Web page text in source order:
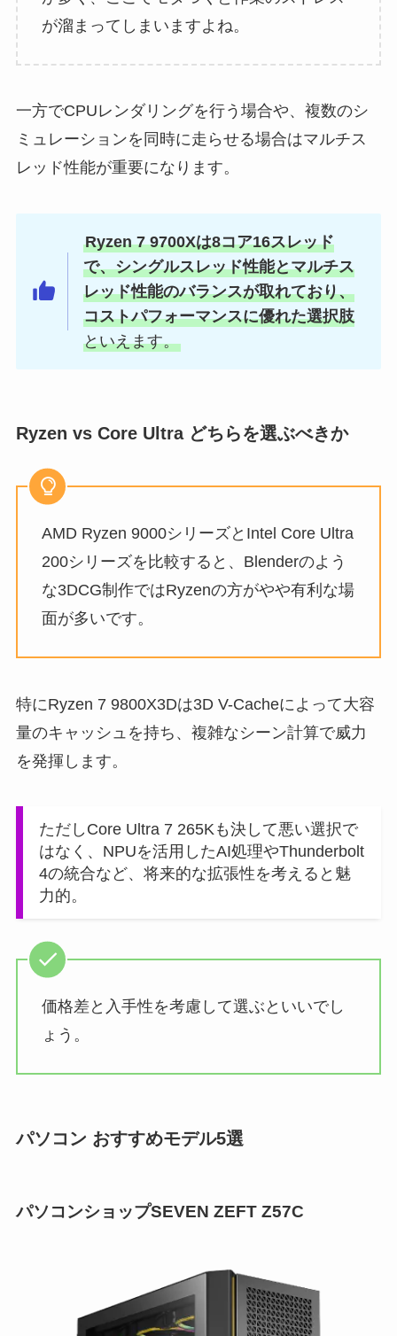
が溜まってしまいますよね。
一方でCPUレンダリングを行う場合や、複数のシ
ミュレーションを同時に走らせる場合はマルチス
レッド性能が重要になります。
Ryzen 7 9700Xは8コア16スレッド
で、シングルスレッド性能とマルチス
レッド性能のバランスが取れており、
コストパフォーマンスに優れた選択肢
といえます。
Ryzen vs Core Ultra どちらを選ぶべきか
AMD Ryzen 9000シリーズとIntel Core Ultra
200シリーズを比較すると、Blenderのよう
な3DCG制作ではRyzenの方がやや有利な場
面が多いです。
特にRyzen 7 9800X3Dは3D V-Cacheによって大容
量のキャッシュを持ち、複雑なシーン計算で威力
を発揮します。
ただしCore Ultra 7 265Kも決して悪い選択で
はなく、NPUを活用したAI処理やThunderbolt
4の統合など、将来的な拡張性を考えると魅
力的。
価格差と入手性を考慮して選ぶといいでし
ょう。
パソコン おすすめモデル5選
パソコンショップSEVEN ZEFT Z57C